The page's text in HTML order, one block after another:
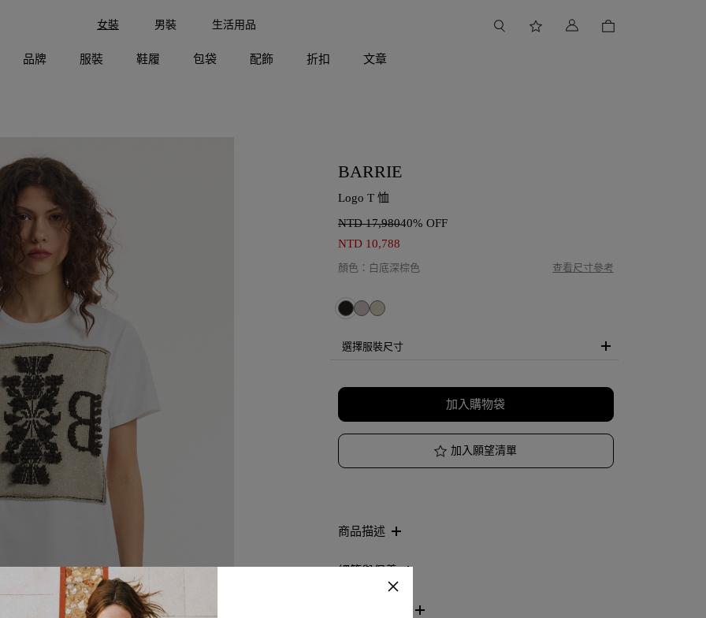
女裝 男裝 生活用品
品牌 服裝 鞋履 包袋 配飾 折扣 文章
BARRIE
Logo T 恤
NTD 17,98040% OFF
NTD 10,788
顏色 ： 白底深棕色 查看尺寸參考
選擇服裝尺寸
加入購物袋
加入願望清單
商品描述
細節與保養